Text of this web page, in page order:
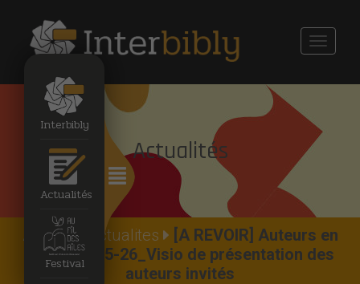
Interbibly
Actualités
Festival
Toggle
Actualités
Accueil Actualites
[A REVOIR] Auteurs en
lycées 2025-26_Visio de présentation des
auteurs invités